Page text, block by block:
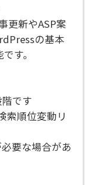
更新やASP案
の基本
す。
です
索順位変動リ
要な場合があ